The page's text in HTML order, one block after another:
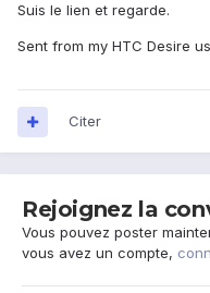
Suis le lien et regarde.
Sent from my HTC Desire
Citer
Rejoignez la
Vous pouvez poster
vous avez un compte,